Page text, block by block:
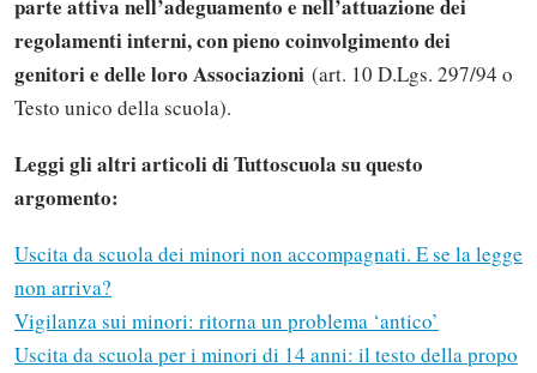
parte attiva nell’adeguamento e nell’attuazione dei
regolamenti interni, con pieno coinvolgimento dei
genitori e delle loro Associazioni (art. 10 D.Lgs. 297/94 o
Testo unico della scuola).
Leggi gli altri articoli di Tuttoscuola su questo
argomento:
Uscita da scuola dei minori non accompagnati. E se la legge
non arriva?
Vigilanza sui minori: ritorna un problema ‘antico’
Uscita da scuola per i minori di 14 anni: il testo della propo